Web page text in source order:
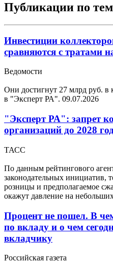
Публикации по
Инвестиции
сравняются с тратами
Ведомости
Они достигнут 27 млрд руб. в
в "Эксперт РА". 09.07.2026
"Эксперт РА": запрет
организаций до 2028
ТАСС
По данным рейтингового
законодательных инициатив,
розницы и предполагаемое
окажут давление на
Процент не пошел. В
по вкладу и о чем
вкладчику
Российская газета